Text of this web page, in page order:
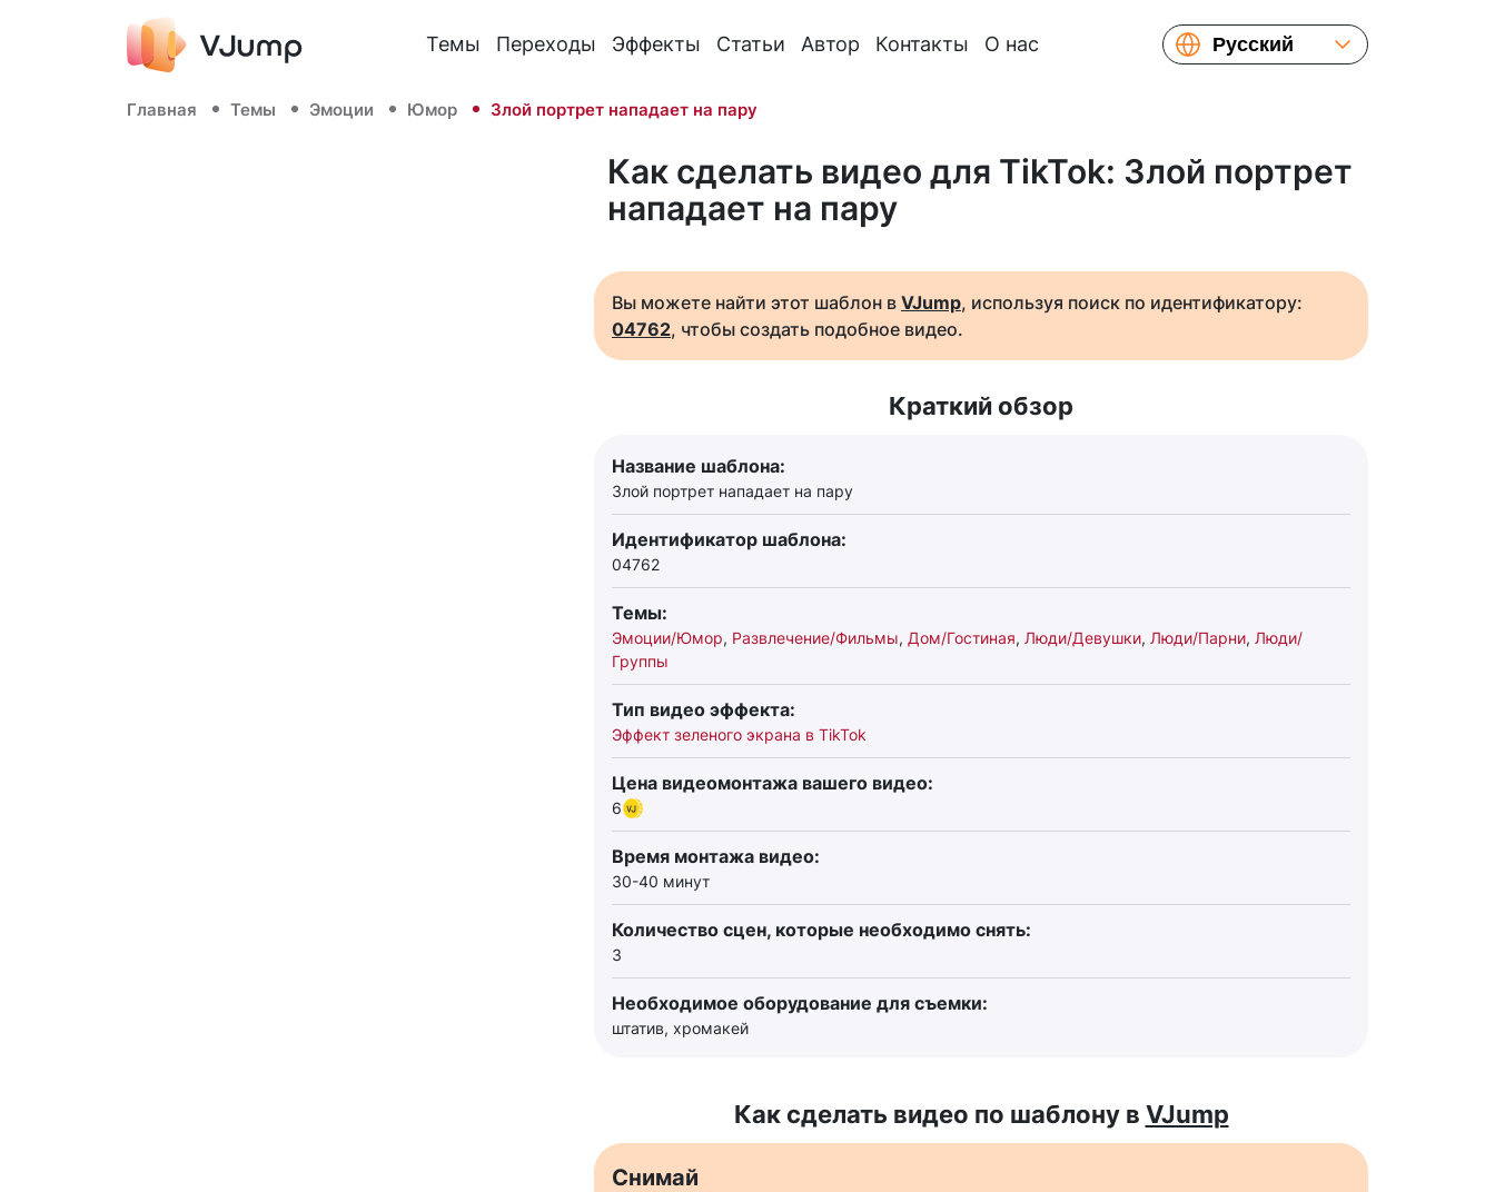
Темы Переходы Эффекты Статьи Автор Контакты О нас
Русский
Français
Главная Темы Эмоции Юмор Злой портрет нападает на пару
Как сделать видео для TikTok: Злой портрет
нападает на пару
Вы можете найти этот шаблон в VJump, используя поиск по идентификатору:
04762, чтобы создать подобное видео.
Краткий обзор
Название шаблона:
Злой портрет нападает на пару
Идентификатор шаблона:
04762
Темы:
Эмоции/Юмор, Развлечение/Фильмы, Дом/Гостиная, Люди/Девушки, Люди/Парни, Люди/
Группы
Тип видео эффекта:
Эффект зеленого экрана в TikTok
Цена видеомонтажа вашего видео:
6
Время монтажа видео:
30-40 минут
Количество сцен, которые необходимо снять:
3
Необходимое оборудование для съемки:
штатив, хромакей
Как сделать видео по шаблону в VJump
Снимай